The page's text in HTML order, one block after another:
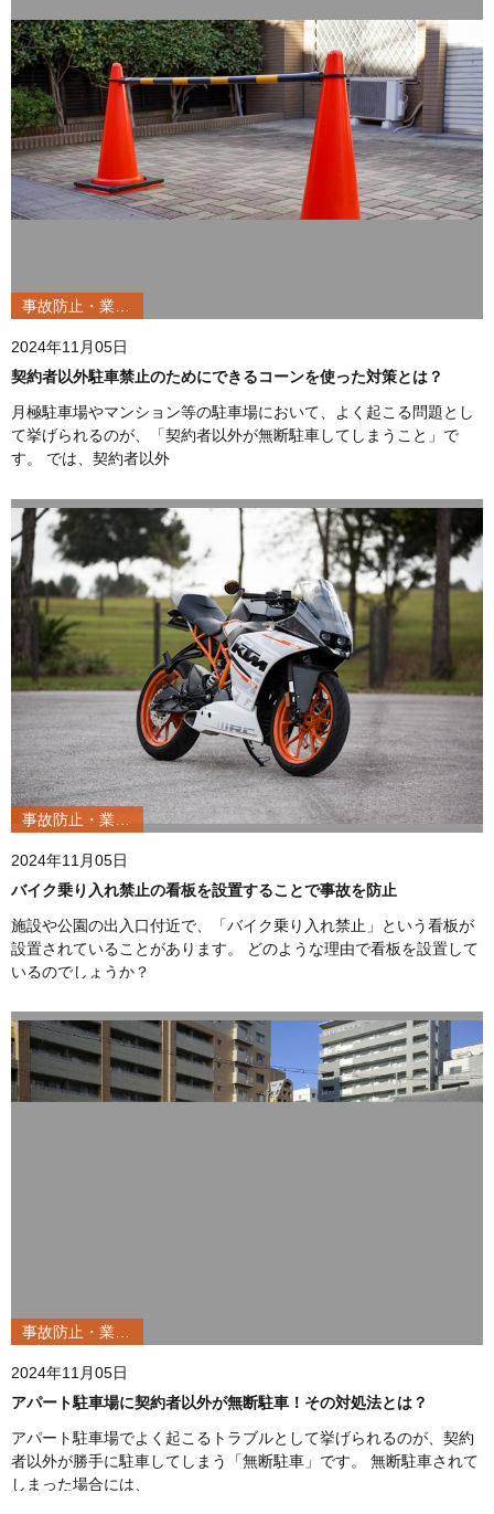
事故防止・業務改善
2024年11月05日
契約者以外駐車禁止のためにできるコーンを使った対策とは？
月極駐車場やマンション等の駐車場において、よく起こる問題とし
て挙げられるのが、「契約者以外が無断駐車してしまうこと」で
す。 では、契約者以外
2024年11月05日
バイク乗り入れ禁止の看板を設置することで事故を防止
施設や公園の出入口付近で、「バイク乗り入れ禁止」という看板が
設置されていることがあります。 どのような理由で看板を設置して
いるのでしょうか？
2024年11月05日
アパート駐車場に契約者以外が無断駐車！その対処法とは？
アパート駐車場でよく起こるトラブルとして挙げられるのが、契約
者以外が勝手に駐車してしまう「無断駐車」です。 無断駐車されて
しまった場合には、